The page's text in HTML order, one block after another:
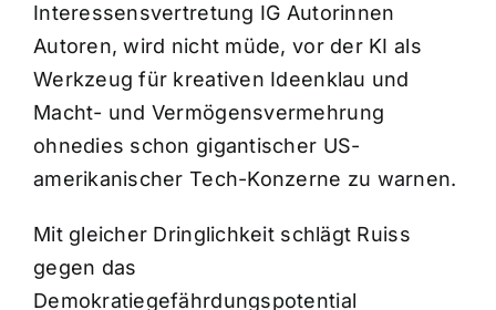
Interessensvertretung IG Autorinnen
Autoren, wird nicht müde, vor der KI als
Werkzeug für kreativen Ideenklau und
Macht- und Vermögensvermehrung
ohnedies schon gigantischer US-
amerikanischer Tech-Konzerne zu warnen.
Mit gleicher Dringlichkeit schlägt Ruiss
gegen das
Demokratiegefährdungspotential